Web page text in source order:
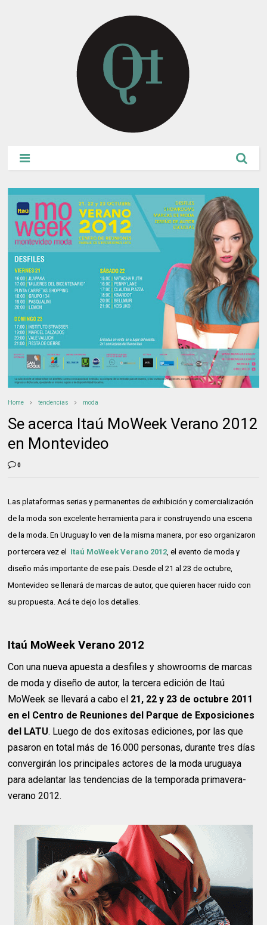
Home tendencias moda
Se acerca Itaú MoWeek Verano 2012
en Montevideo
0
Las plataformas serias y permanentes de exhibición y comercialización
de la moda son excelente herramienta para ir construyendo una escena
de la moda. En Uruguay lo ven de la misma manera, por eso organizaron
por tercera vez el Itaú MoWeek Verano 2012 , el evento de moda y
diseño más importante de ese país. Desde el 21 al 23 de octubre,
Montevideo se llenará de marcas de autor, que quieren hacer ruido con
su propuesta. Acá te dejo los detalles.
Itaú MoWeek Verano 2012
Con una nueva apuesta a desfiles y showrooms de marcas
de moda y diseño de autor, la tercera edición de Itaú
MoWeek se llevará a cabo el 21, 22 y 23 de octubre 2011
en el Centro de Reuniones del Parque de Exposiciones
del LATU. Luego de dos exitosas ediciones, por las que
pasaron en total más de 16.000 personas, durante tres días
convergirán los principales actores de la moda uruguaya
para adelantar las tendencias de la temporada primavera-
verano 2012.